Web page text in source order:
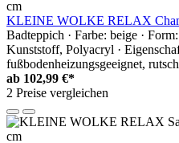
KLEINE WOLKE RELAX
Badteppich · Farbe: beige ·
Kunststoff, Polyacryl ·
fußbodenheizungsgeeignet,
ab 102,99 €*
2 Preise vergleichen